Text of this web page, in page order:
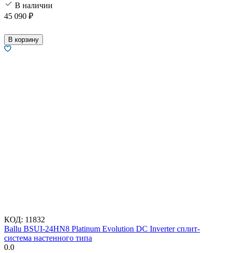
В наличии
45 090 ₽
В корзину
КОД: 11832
Ballu BSUI-24HN8 Platinum Evolution DC Inverter сплит-
система настенного типа
0.0